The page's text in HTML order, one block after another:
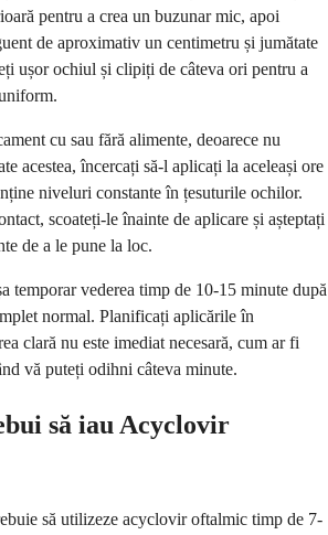
pentru a crea un buzunar mic, apoi
de aproximativ un centimetru și jumătate
ușor ochiul și clipiți de câteva ori pentru a
cu sau fără alimente, deoarece nu
acestea, încercați să-l aplicați la aceleași ore
niveluri constante în țesuturile ochilor.
scoateți-le înainte de aplicare și așteptați
de a le pune la loc.
temporar vederea timp de 10-15 minute după
normal. Planificați aplicările în
clară nu este imediat necesară, cum ar fi
vă puteți odihni câteva minute.
să iau Acyclovir
să utilizeze acyclovir oftalmic timp de 7-